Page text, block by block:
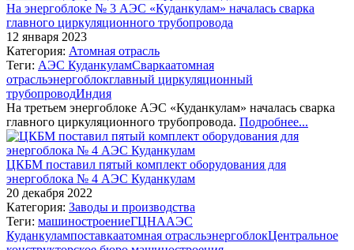
На энергоблоке № 3 АЭС «Куданкулам» началась сварка
главного циркуляционного трубопровода
12 января 2023
Категория: Атомная отрасль
Теги: АЭС КуданкуламСваркаатомная
отрасльэнергоблокглавный циркуляционный
трубопроводИндия
На третьем энергоблоке АЭС «Куданкулам» началась сварка
главного циркуляционного трубопровода. Подробнее...
ЦКБМ поставил пятый комплект оборудования для
энергоблока № 4 АЭС Куданкулам
20 декабря 2022
Категория: Заводы и производства
Теги: машиностроениеГЦНААЭС
Куданкулампоставкаатомная отрасльэнергоблокЦентральное